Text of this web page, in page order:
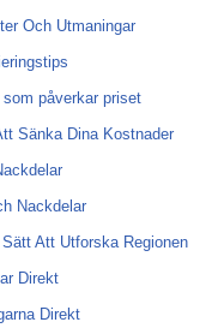
Och Utmaningar
påverkar priset
Sänka Dina Kostnader
Nackdelar
Att Utforska Regionen
Direkt
Direkt